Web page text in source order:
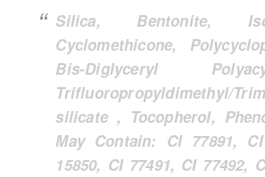
Silica, Bentonite,
Cyclomethicone,
Bis-Diglyceryl
Trifluoropropyldimethyl/
silicate , Tocopherol,
May Contain: CI 77891,
15850, CI 77491, CI 77492,